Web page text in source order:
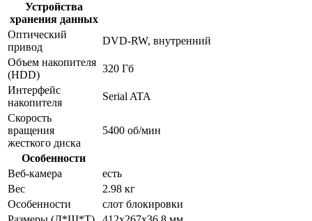
Устройства
хранения данных
Оптический
привод
DVD-RW, внутренний
Объем накопителя
(HDD)
320 Гб
Интерфейс
накопителя
Serial ATA
Скорость
вращения
жесткого диска
5400 об/мин
Особенности
Веб-камера
есть
Вес
2.98 кг
Особенности
слот блокировки